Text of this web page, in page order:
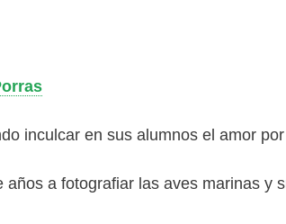
inculcar en sus alumnos el amor
a fotografiar las aves marinas y